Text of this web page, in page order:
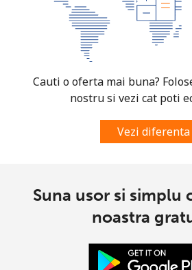
Cauti o oferta mai buna?
nostru si vezi cat poti
Vezi diferenta
Suna usor si simplu
noastra